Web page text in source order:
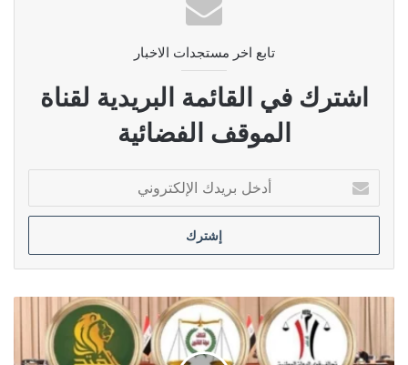
تابع اخر مستجدات الاخبار
اشترك في القائمة البريدية لقناة
الموقف الفضائية
بريدك
الإلكتروني